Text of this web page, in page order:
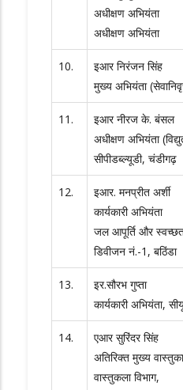
अधीक्षण अभियंता
अधीक्षण अभियंता
10.
इआर निरंजन सिंह
मुख्य अभियंता
11.
इआर नीरज के. बंसल
अधीक्षण अभियंता
सीपीडब्ल्यूडी, चंडीगढ़
12.
इआर. मनप्रीत अर्शी
कार्यकारी अभियंता
जल आपूर्ति और
डिवीजन नं.-1, बठिंडा
13.
इर.सौरभ गुप्ता
कार्यकारी अभियंता,
14.
एआर सुरिंदर सिंह
अतिरिक्त मुख्य
वास्तुकला विभाग,